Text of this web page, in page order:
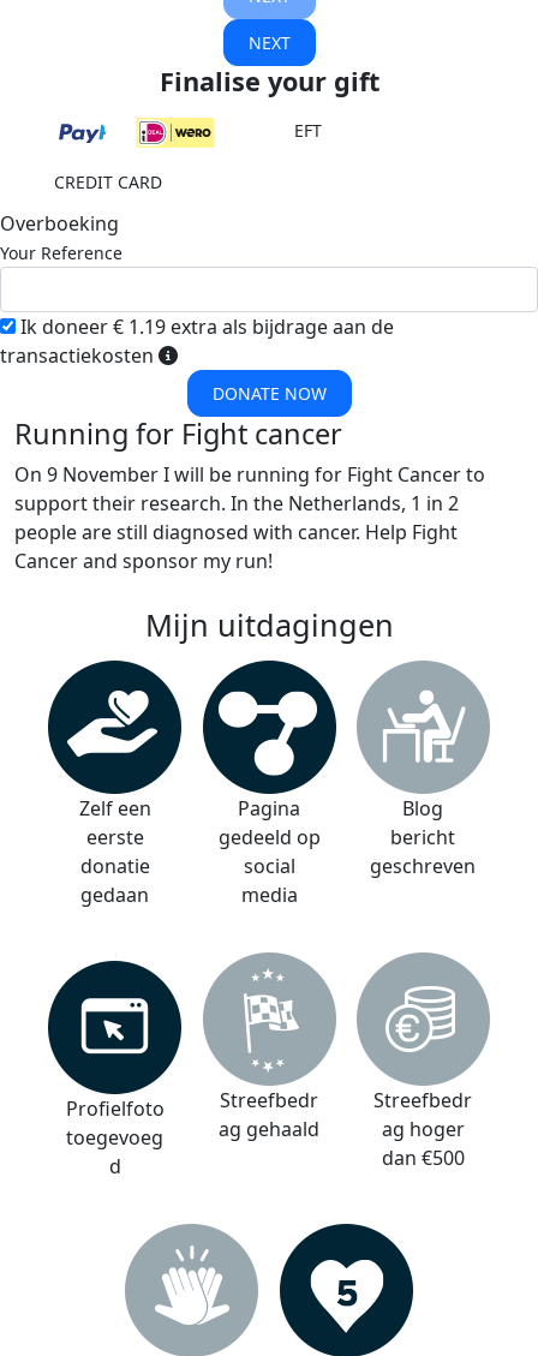
NEXT
Finalise your gift
EFT
CREDIT CARD
Overboeking
Your Reference
Ik doneer € 1.19 extra als bijdrage aan de
transactiekosten
DONATE NOW
Running for Fight cancer
On 9 November I will be running for Fight Cancer to
support their research. In the Netherlands, 1 in 2
people are still diagnosed with cancer. Help Fight
Cancer and sponsor my run!
Mijn uitdagingen
Zelf een
eerste
donatie
gedaan
Pagina
gedeeld op
social
media
Blog
bericht
geschreven
Profielfoto
toegevoeg
d
Streefbedr
ag gehaald
Streefbedr
ag hoger
dan €500